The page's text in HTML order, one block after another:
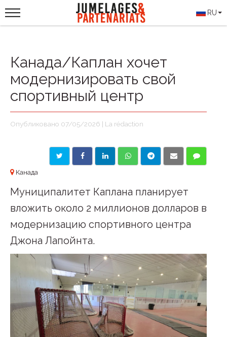
RU
Канада/Каплан хочет
модернизировать свой
спортивный центр
Опубликовано 07/05/2026 | La rédaction
Канада
Муниципалитет Каплана планирует
вложить около 2 миллионов долларов в
модернизацию спортивного центра
Джона Лапойнта.